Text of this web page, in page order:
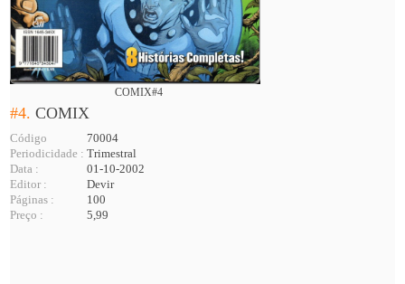
COMIX#4
#4.COMIX
Código
70004
Periodicidade : Trimestral
Data :
01-10-2002
Editor :
Devir
Páginas :
100
Preço :
5,99